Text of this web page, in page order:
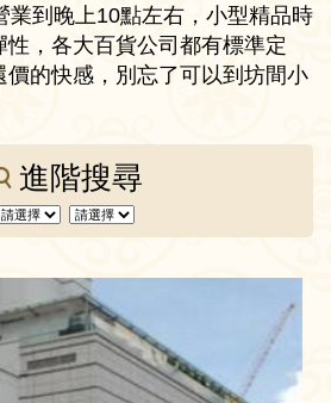
業到晚上10點左右，小型精品時
，各大百貨公司都有標準定
的快感，別忘了可以到坊間小
進階搜尋